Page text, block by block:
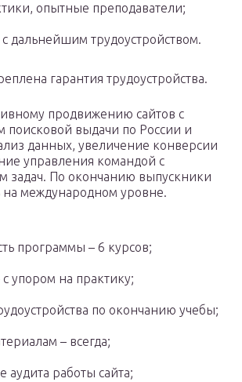
опытные преподаватели;
дальнейшим трудоустройством.
гарантия трудоустройства.
продвижению сайтов с
поисковой выдачи по России и
данных, увеличение конверсии
управления командой с
задач. По окончанию выпускники
на международном уровне.
программы – 6 курсов;
упором на практику;
по окончанию учебы;
– всегда;
аудита работы сайта;